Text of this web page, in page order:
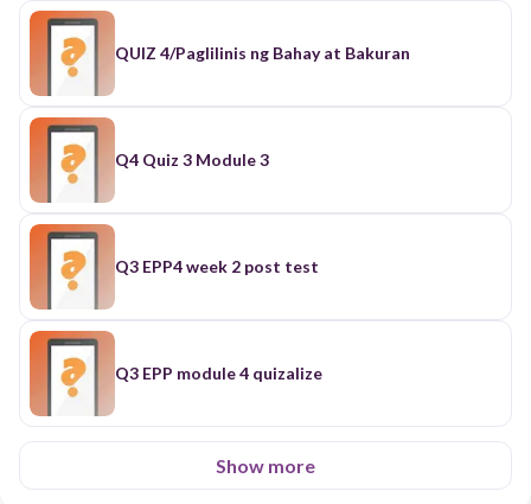
QUIZ 4/Paglilinis ng Bahay at Bakuran
Q4 Quiz 3 Module 3
Q3 EPP4 week 2 post test
Q3 EPP module 4 quizalize
Show more